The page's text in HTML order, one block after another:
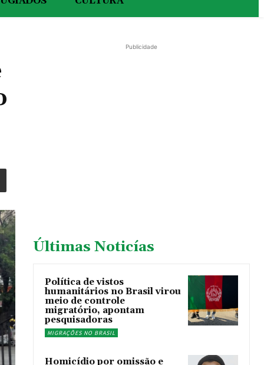
Publicidade
Últimas Noticías
Política de vistos
humanitários no Brasil virou
meio de controle
migratório, apontam
pesquisadoras
MIGRAÇÕES NO BRASIL
Homicídio por omissão e